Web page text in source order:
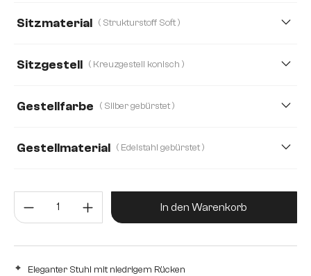
Sitzmaterial ( Strukturstoff Soft )
Sitzgestell ( Kreuzgestell konisch )
Gestellfarbe ( Silber gebürstet )
Gestellmaterial ( Edelstahl gebürstet )
Produkt Anzahl: Gib den
In den Warenkorb
Eleganter Stuhl mit niedrigem Rücken